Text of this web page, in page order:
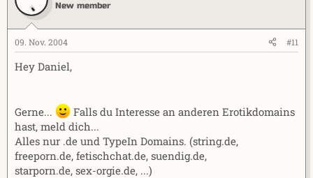
New member
09. Nov. 2004 #11
Hey Daniel,
Gerne...
Falls du Interesse an anderen Erotikdomains
hast, meld dich...
Alles nur .de und TypeIn Domains. (string.de,
freeporn.de, fetischchat.de, suendig.de,
starporn.de, sex-orgie.de, ...)